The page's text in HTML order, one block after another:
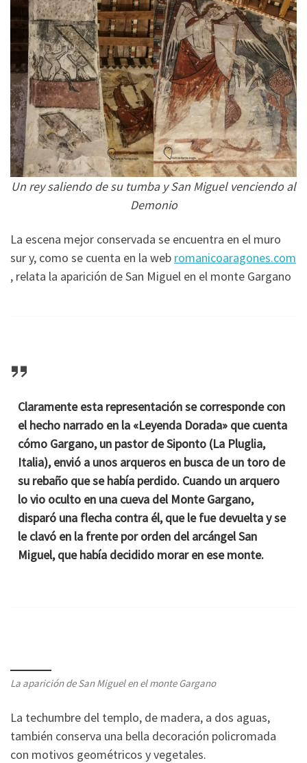
Un rey saliendo de su tumba y San Miguel venciendo al
Demonio
La escena mejor conservada se encuentra en el muro
sur y, como se cuenta en la web romanicoaragones.com
, relata la aparición de San Miguel en el monte Gargano
Claramente esta representación se corresponde con
el hecho narrado en la «Leyenda Dorada» que cuenta
cómo Gargano, un pastor de Siponto (La Pluglia,
Italia), envió a unos arqueros en busca de un toro de
su rebaño que se había perdido. Cuando un arquero
lo vio oculto en una cueva del Monte Gargano,
disparó una flecha contra él, que le fue devuelta y se
le clavó en la frente por orden del arcángel San
Miguel, que había decidido morar en ese monte.
La aparición de San Miguel en el monte Gargano
La techumbre del templo, de madera, a dos aguas,
también conserva una bella decoración policromada
con motivos geométricos y vegetales.